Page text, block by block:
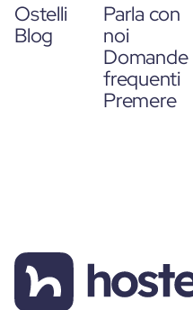
Ostelli
Blog
Parla con
noi
Domande
frequenti
Premere